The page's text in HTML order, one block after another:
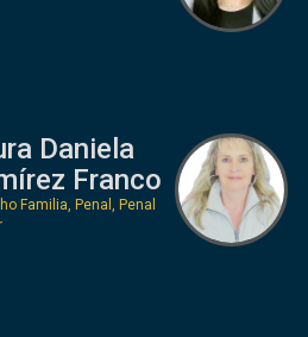
Daniela
Franco
Familia, Penal, Penal